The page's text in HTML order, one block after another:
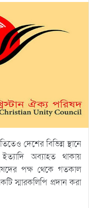
দেশের বিভিন্ন স্থানে
ইত্যাদি অব্যাহত থাকায়
পক্ষ থেকে গতকাল
স্মারকলিপি প্রদান করা